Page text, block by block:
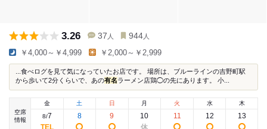
3.26 37 人 944 人
￥4,000～￥4,999 ￥2,000～￥2,999
...食べログを見て気になっていたお店です。 場所は、ブルーラインの吉野町駅
から歩いて2分くらいで、あの有名ラーメン店鶏◯の先にあります。 小...
空席
情報
金
8/7
土
8
日
9
月
10
火
11
水
12
木
13